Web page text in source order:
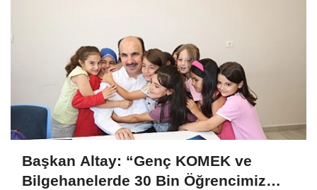
Başkan Altay: “Genç KOMEK ve
Bilgehanelerde 30 Bin Öğrencimiz